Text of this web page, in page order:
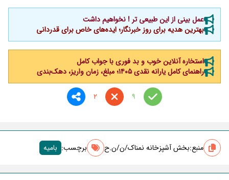
عمل بینی از این طبیعی تر ! نخواهیم داشت
بهترین هدیه برای روز خبرنگار؛ ایده‌های خاص برای قدردانی
استخاره آنلاین خوب و بد فوری با جواب کامل
راهنمای کامل یارانه نقدی ۱۴۰۵؛ مبلغ، زمان واریز، دهک‌بندی
9
2
منبع:بخش آشپزخانه نمناک/ن/ن.ح برچسب‌: بامیه